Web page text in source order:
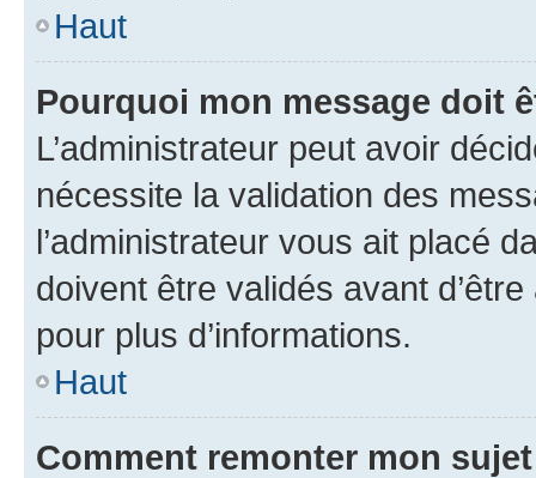
Haut
Pourquoi mon message doit
L’administrateur peut avoir
nécessite la validation des
l’administrateur vous ait placé
doivent être validés avant
pour plus d’informations.
Haut
Comment remonter mon